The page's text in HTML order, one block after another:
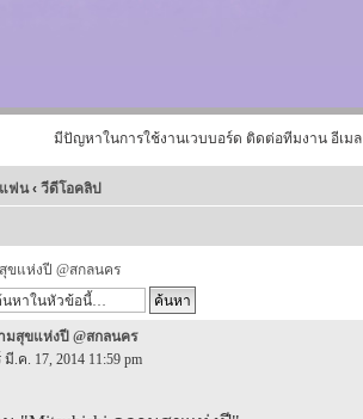
มีปัญหาในการใช้งานเวบบอร์ด ติดต่อทีมงาน อีเมล
ฟน ‹ วีดีโอคลิป
สุขแห่งปี @สกลนคร
มสุขแห่งปี @สกลนคร
.ค. 17, 2014 11:59 pm